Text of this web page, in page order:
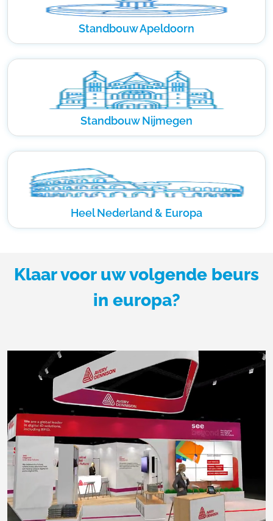
Standbouw Apeldoorn
Standbouw Nijmegen
Heel Nederland & Europa
Klaar voor uw volgende beurs
in europa?